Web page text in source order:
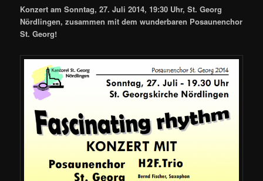
Konzert am Sonntag, 27. Juli 2014, 19:30 Uhr, St. Georg
Nördlingen, zusammen mit dem wunderbaren Posaunenchor
St. Georg!